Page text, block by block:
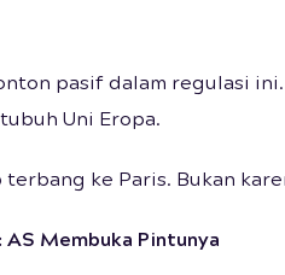
pasif dalam regulasi
Uni Eropa.
ke Paris. Bukan
AS Membuka Pintunya